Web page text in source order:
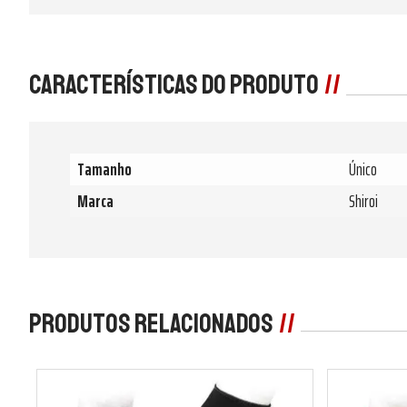
Características do produto
Tamanho
Único
Marca
Shiroi
Produtos Relacionados